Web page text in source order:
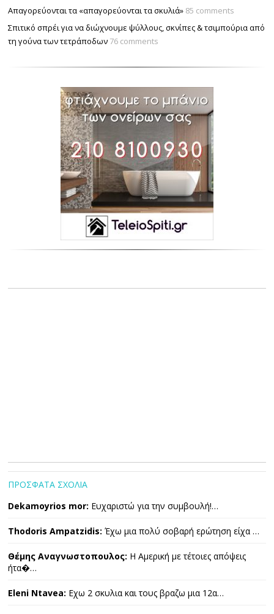
Απαγορεύονται τα «απαγορεύονται τα σκυλιά» 85 comments
Σπιτικό σπρέι για να διώχνουμε ψύλλους, σκνίπες & τσιμπούρια από
τη γούνα των τετράποδων 76 comments
ΠΡΟΣΦΑΤΑ ΣΧΟΛΙΑ
Dekamoyrios mor: Ευχαριστώ για την συμβουλή!…
Thodoris Ampatzidis: Έχω μια πολύ σοβαρή ερώτηση είχα …
Θέμης Αναγνωστοπουλος: Η Αμερική με τέτοιες απόψεις
ήτα�…
Eleni Ntavea: Εχω 2 σκυλια και τους βραζω μια 12α…